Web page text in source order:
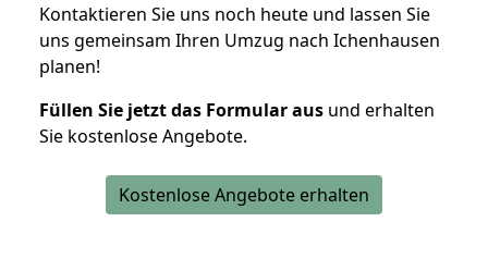
Kontaktieren Sie uns noch heute und lassen Sie
uns gemeinsam Ihren Umzug nach Ichenhausen
planen!
Füllen Sie jetzt das Formular aus und erhalten
Sie kostenlose Angebote.
Kostenlose Angebote erhalten